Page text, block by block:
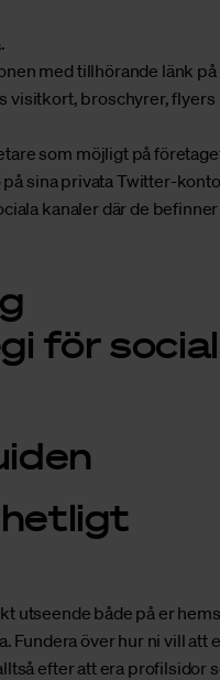
med tillhörande länk
visitkort, broschyrer, flyers
som möjligt på
sina privata Twitter-
kanaler där de befinner
för
utseende både på er
Fundera över hur ni vill att
efter att era profilsidor